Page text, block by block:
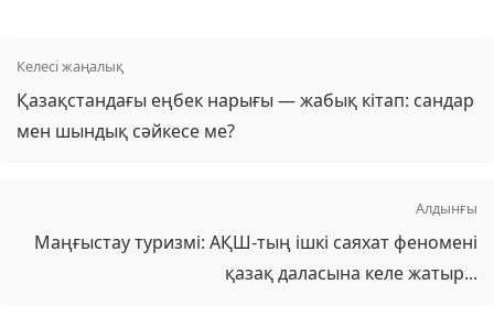
Келесі жаңалық
Қазақстандағы еңбек нарығы — жабық кітап: сандар
мен шындық сәйкесе ме?
Алдынғы
Маңғыстау туризмі: АҚШ-тың ішкі саяхат феномені
қазақ даласына келе жатыр...